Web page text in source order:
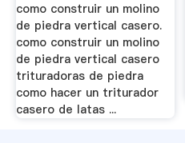
como construir un molino
de piedra vertical casero.
como construir un molino
de piedra vertical casero
trituradoras de piedra
como hacer un triturador
casero de latas ...